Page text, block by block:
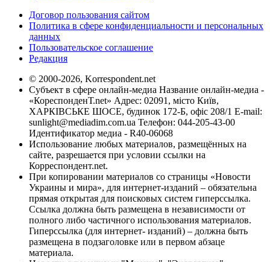
Договор пользования сайтом
Политика в сфере конфиденциальности и персональных
данных
Пользовательское соглашение
Редакция
© 2000-2026, Korrespondent.net
Субъект в сфере онлайн-медиа Название онлайн-медиа -
«КореспонденТ.net» Адрес: 02091, місто Київ,
ХАРКІВСЬКЕ ШОСЕ, будинок 172-Б, офіс 208/1 E-mail:
sunlight@mediadim.com.ua Телефон: 044-205-43-00
Идентификатор медиа - R40-06068
Использование любых материалов, размещённых на
сайте, разрешается при условии ссылки на
Корреспондент.net.
При копировании материалов со страницы «Новости
Украины и мира», для интернет-изданий – обязательна
прямая открытая для поисковых систем гиперссылка.
Ссылка должна быть размещена в независимости от
полного либо частичного использования материалов.
Гиперссылка (для интернет- изданий) – должна быть
размещена в подзаголовке или в первом абзаце
материала.